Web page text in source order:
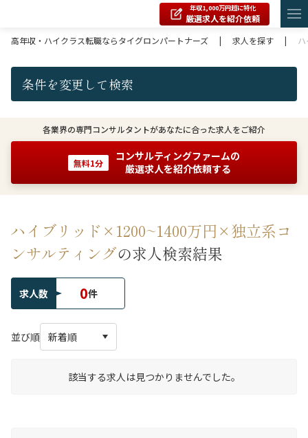
年収1,000万円超に特化
厳選求人を紹介依頼
高年収・ハイクラス転職ならタイグロンパートナーズ
| 求人を探す |
条件を変更して検索
各業界の専門コンサルタントがあなたに合った求人をご紹介
無料1分
コンサルティングファームの
厳選求人を紹介依頼する
ハイブリッド×1200~1400万円×独立系コ
ンサルティングの求人検索結果
求人数 0件
並び順
該当する求人は見つかりませんでした。